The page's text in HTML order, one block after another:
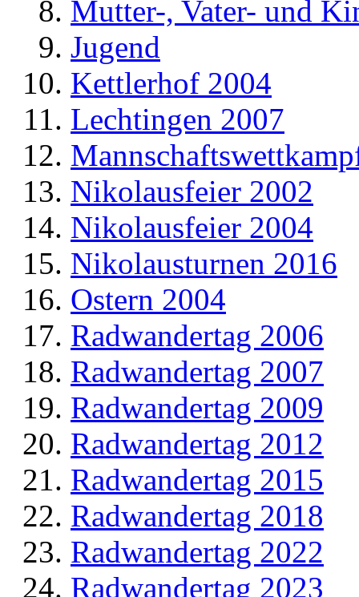
Mutter-, Vater- und
Jugend
Kettlerhof 2004
Lechtingen 2007
Nikolausfeier 2002
Nikolausfeier 2004
Nikolausturnen 2016
Ostern 2004
Radwandertag 2006
Radwandertag 2007
Radwandertag 2009
Radwandertag 2012
Radwandertag 2015
Radwandertag 2018
Radwandertag 2022
Radwandertag 2023